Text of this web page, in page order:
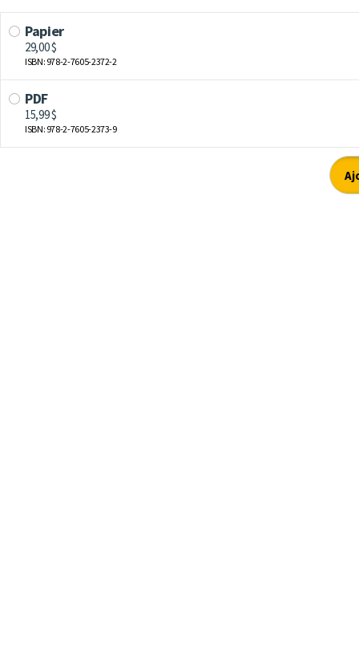
Papier
29,00 $
ISBN: 978-2-7605-2372-2
PDF
15,99 $
ISBN: 978-2-7605-2373-9